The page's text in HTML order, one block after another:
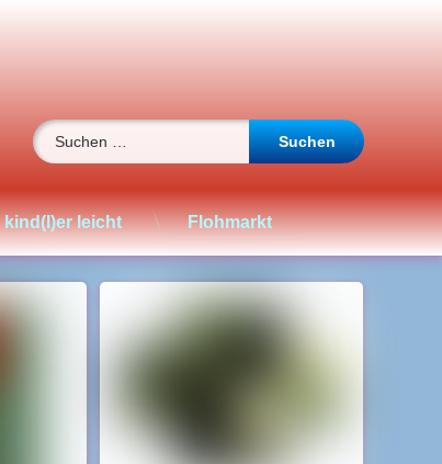
Suchen nach:
kind(l)er leicht Flohmarkt